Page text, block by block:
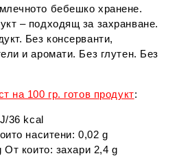
бебешко хранене.
– подходящ за захранване.
Без консерванти,
и аромати. Без глутен. Без
на 100 гр. готов продукт:
36 kcal
наситени: 0,02 g
От които: захари 2,4 g